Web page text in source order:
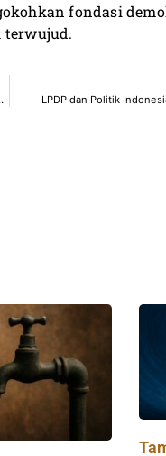
fondasi
terwujud.
Identitas Khas LPDP dan Politik